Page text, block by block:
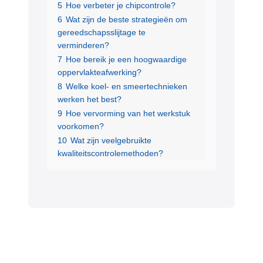
5 Hoe verbeter je chipcontrole?
6 Wat zijn de beste strategieën om
gereedschapsslijtage te
verminderen?
7 Hoe bereik je een hoogwaardige
oppervlakteafwerking?
8 Welke koel- en smeertechnieken
werken het best?
9 Hoe vervorming van het werkstuk
voorkomen?
10 Wat zijn veelgebruikte
kwaliteitscontrolemethoden?